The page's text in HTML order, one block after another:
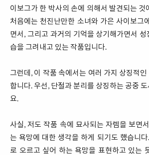
이보그가 한 박사의 손에 의해서 발견되는 것
처음에는 천진난만한 소녀와 가은 사이보그
면서, 그리고 과거의 기억을 상기해가면서
습을 그려내고 있는 작품입니다.
그런데, 이 작품 속에서는 여러 가지 상징적
합니다. 우선, 단절과 분리를 상징하는 공중
요.
사실, 저도 작품 속에 묘사되는 자렘을 보면
는 욕망에 대한 생각을 하게 되기도 했습니
로 오르고 싶어 하는 욕망을 표현하고 있는